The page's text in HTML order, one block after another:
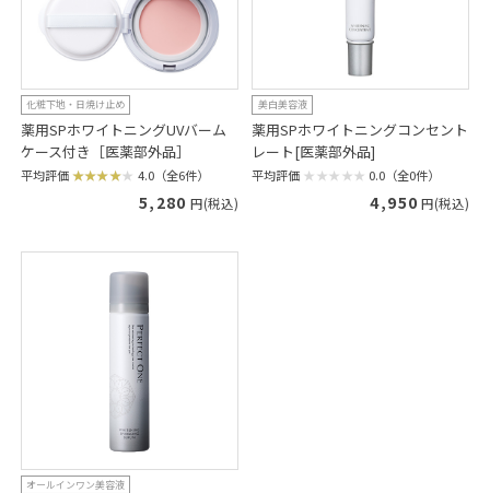
化粧下地・日焼け止め
薬用SPホワイトニングUVバーム
ケース付き［医薬部外品］
平均評価 4.0（全6件）
5,280 円(税込)
美白美容液
薬用SPホワイトニングコンセント
レート[医薬部外品]
平均評価 0.0（全0件）
4,950 円(税込)
オールインワン美容液